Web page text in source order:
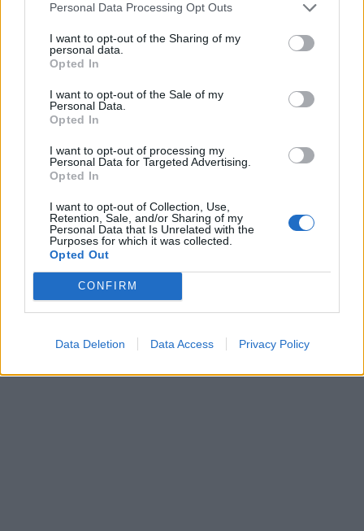
Personal Data Processing Opt Outs
I want to opt-out of the Sharing of my
personal data.
Opted In
I want to opt-out of the Sale of my
Personal Data.
Opted In
I want to opt-out of processing my
Personal Data for Targeted Advertising.
Opted In
I want to opt-out of Collection, Use,
Retention, Sale, and/or Sharing of my
Personal Data that Is Unrelated with the
Purposes for which it was collected.
Opted Out
CONFIRM
Data Deletion Data Access Privacy Policy
Απόλλων Σμύρνης-Καλλιθέα
Ρεπό: Αιγάλεω
μάθετε πρώτοιόλες τις ειδήσεις
ΚΑΛΑΜΑΤΑ ΜΑΥΡΗ ΘΥΕΛΛΑ
ΚΑΛΛΙΘΕΑ
ΠΟΔΟΣΦΑΙΡΟ